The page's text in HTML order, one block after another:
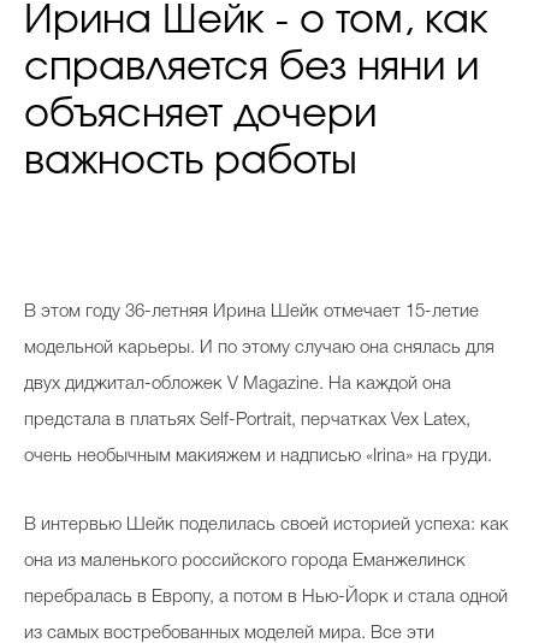
Ирина Шейк - о том, как
справляется без няни и
объясняет дочери
важность работы
В этом году 36-летняя Ирина Шейк отмечает 15-летие
модельной карьеры. И по этому случаю она снялась для
двух диджитал-обложек V Magazine. На каждой она
предстала в платьях Self-Portrait, перчатках Vex Latex,
очень необычным макияжем и надписью «Irina» на груди.
В интервью Шейк поделилась своей историей успеха: как
она из маленького российского города Еманжелинск
перебралась в Европу, а потом в Нью-Йорк и стала одной
из самых востребованных моделей мира. Все эти